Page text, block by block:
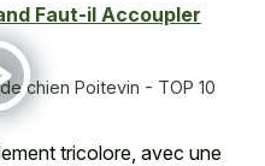
Faut-il Accoupler
chien Poitevin - TOP 10
tricolore, avec une